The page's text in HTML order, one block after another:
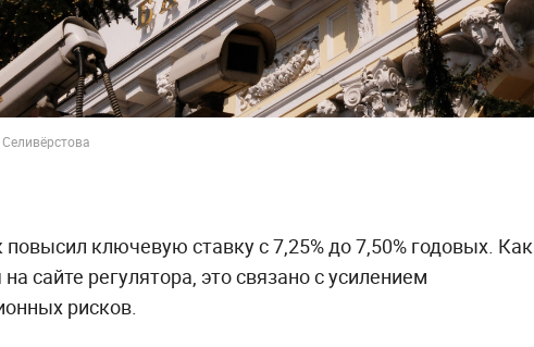
ключевую ставку с 7,25% до 7,50% годовых. Как
сайте регулятора, это связано с усилением
рисков.